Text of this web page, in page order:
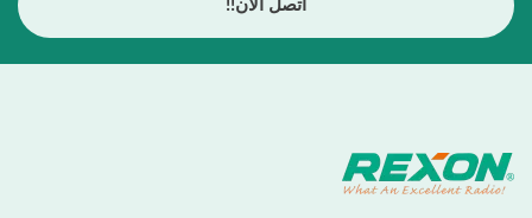
اتصل الآن!!